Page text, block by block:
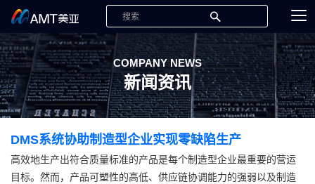
COMPANY NEWS
新闻资讯
DMS系统协助制造型企业实现零缺陷生产
高效地生产出符合质量标准的产品是每个制造型企业最重要的营运
目标。然而，产品可塑性的高低、供应链协调能力的强弱以及制造